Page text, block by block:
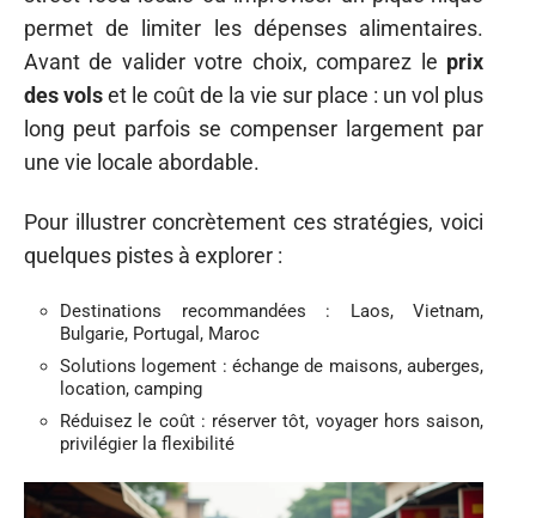
permet de limiter les dépenses alimentaires.
Avant de valider votre choix, comparez le prix
des volset le coût de la vie sur place : un vol plus
long peut parfois se compenser largement par
une vie locale abordable.
Pour illustrer concrètement ces stratégies, voici
quelques pistes à explorer :
Destinations recommandées : Laos, Vietnam,
Bulgarie, Portugal, Maroc
Solutions logement : échange de maisons, auberges,
location, camping
Réduisez le coût : réserver tôt, voyager hors saison,
privilégier la flexibilité